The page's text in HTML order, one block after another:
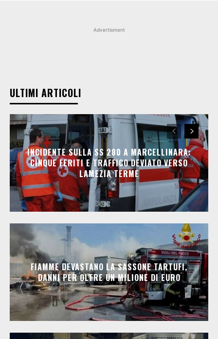
Advertisment
ULTIMI ARTICOLI
INCIDENTE SULLA SS 280 A MARCELLINARA:
CINQUE FERITI E TRAFFICO DEVIATO VERSO
LAMEZIA TERME
FIAMME DEVASTANO LA SASSONE TARTUFI,
DANNI PER OLTRE UN MILIONE DI EURO